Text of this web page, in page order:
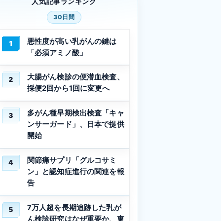
30日間
1
悪性度が高い乳がんの鍵は
「必須アミノ酸」
2
大腸がん検診の便潜血検査、
採便2回から1回に変更へ
3
多がん種早期検出検査「キャ
ンサーガード」、日本で提供
開始
4
関節痛サプリ「グルコサミ
ン」と認知症進行の関連を報
告
5
7万人超を長期追跡した乳が
ん検診研究はなぜ重要か、東